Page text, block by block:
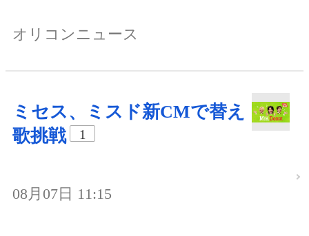
オリコンニュース
ミセス、ミスド新CMで替え
歌挑戦
1
08月07日 11:15